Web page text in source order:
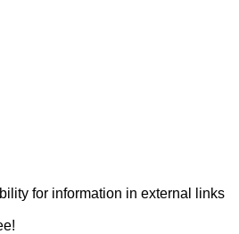
for information in external links